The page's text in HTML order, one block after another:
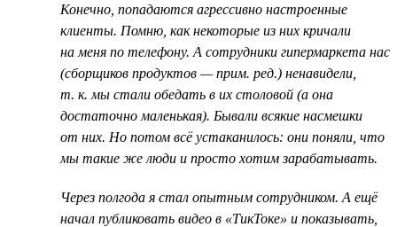
Конечно, попадаются агрессивно настроенные
клиенты. Помню, как некоторые из них кричали
на меня по телефону. А сотрудники гипермаркета нас
(сборщиков продуктов — прим. ред.) ненавидели,
т. к. мы стали обедать в их столовой (а она
достаточно маленькая). Бывали всякие насмешки
от них. Но потом всё устаканилось: они поняли, что
мы такие же люди и просто хотим зарабатывать.
Через полгода я стал опытным сотрудником. А ещё
начал публиковать видео в «ТикТоке» и показывать,